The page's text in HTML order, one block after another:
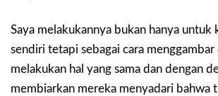
Saya melakukannya bukan hanya untuk
sendiri tetapi sebagai cara
melakukan hal yang sama dan dengan
membiarkan mereka menyadari bahwa